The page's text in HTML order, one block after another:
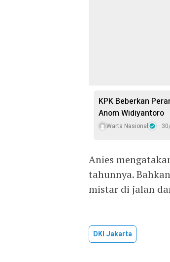
KPK Beberkan
Anom Widiyantoro
Warta Nasional
Anies
tahunnya.
mistar di jalan
DKI Jakarta